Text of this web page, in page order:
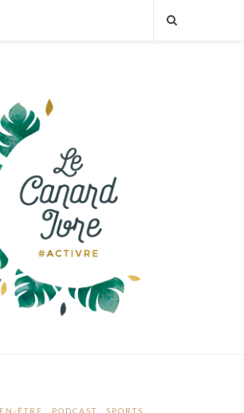
ÊTRE PODCAST SPORTS